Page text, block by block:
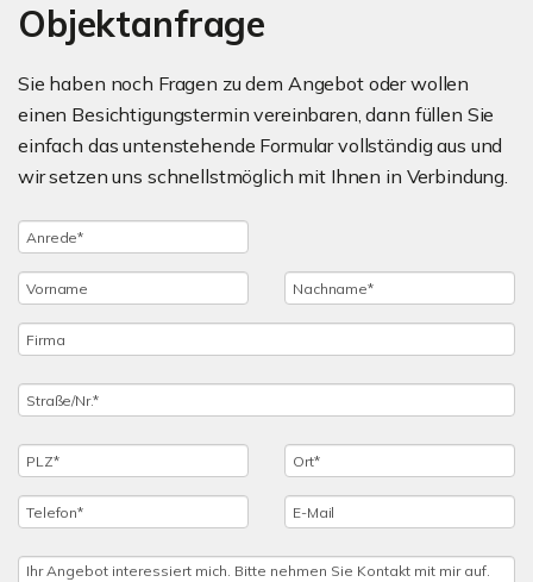
Objektanfrage
Sie haben noch Fragen zu dem Angebot oder wollen
einen Besichtigungstermin vereinbaren, dann füllen Sie
einfach das untenstehende Formular vollständig aus und
wir setzen uns schnellstmöglich mit Ihnen in Verbindung.